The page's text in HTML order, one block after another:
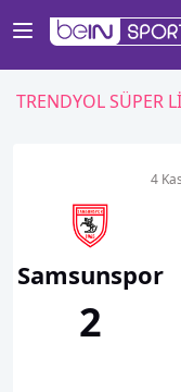
TRENDYOL SÜPER
Samsunspor
2
4